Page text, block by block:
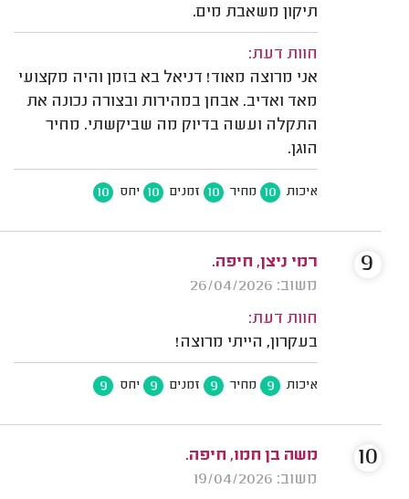
תיקון משאבת מים.
חוות דעת:
אני מרוצה מאוד! דניאל בא בזמן והיה מקצועי
מאד ואדיב. אבחן במהירות ובצורה נכונה את
התקלה ועשה בדיוק מה שביקשתי. מחיר
הוגן.
איכות 10 מחיר 10 זמנים 10 יחס 10
רמי ניצן, חיפה.
משוב: 26/04/2026
חוות דעת:
בעקרון, הייתי מרוצה!
איכות 9 מחיר 9 זמנים 9 יחס 9
9
משה בן חמו, חיפה.
משוב: 19/04/2026
10